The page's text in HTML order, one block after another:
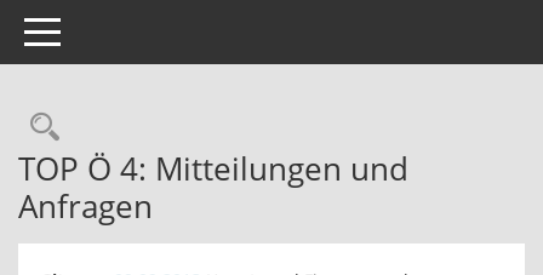
Toggle navigation
Rechercheauswahl
TOP Ö 4: Mitteilungen und
Anfragen